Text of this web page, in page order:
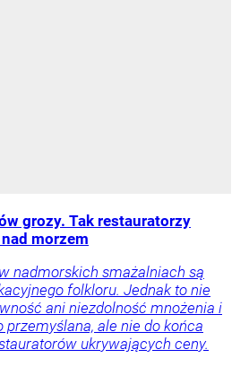
grozy. Tak restauratorzy
morzem
nadmorskich smażalniach są
folkloru. Jednak to nie
ani niezdolność mnożenia i
przemyślana, ale nie do końca
ukrywających ceny.